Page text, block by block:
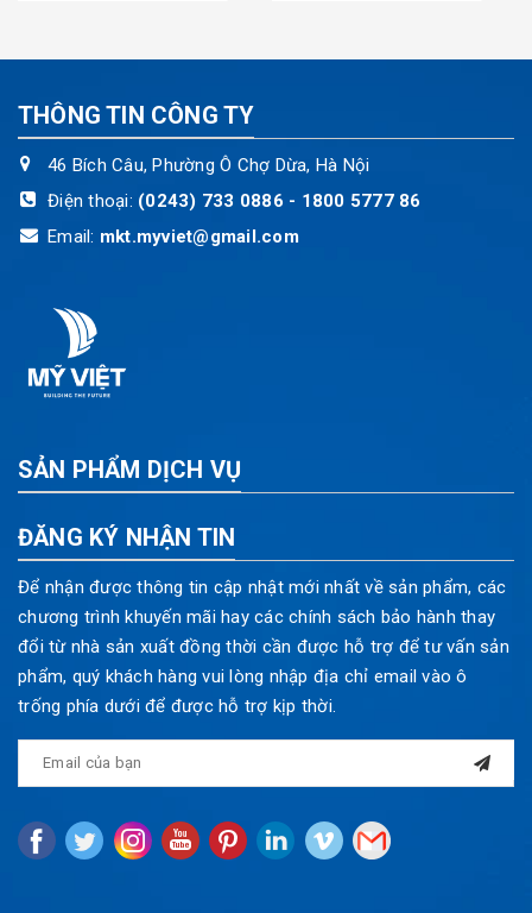
THÔNG TIN CÔNG TY
46 Bích Câu, Phường Ô Chợ Dừa, Hà Nội
Điện thoại: (0243) 733 0886 - 1800 5777 86
Email: mkt.myviet@gmail.com
SẢN PHẨM DỊCH VỤ
ĐĂNG KÝ NHẬN TIN
Để nhận được thông tin cập nhật mới nhất về sản phẩm, các
chương trình khuyến mãi hay các chính sách bảo hành thay
đổi từ nhà sản xuất đồng thời cần được hỗ trợ để tư vấn sản
phẩm, quý khách hàng vui lòng nhập địa chỉ email vào ô
trống phía dưới để được hỗ trợ kịp thời.